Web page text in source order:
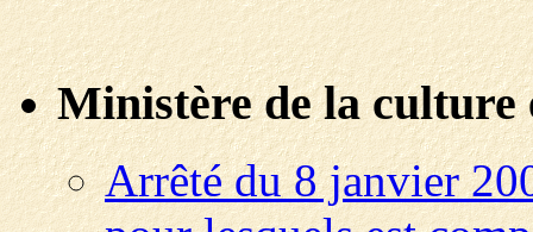
Ministère de la culture
Arrêté du 8 janvier